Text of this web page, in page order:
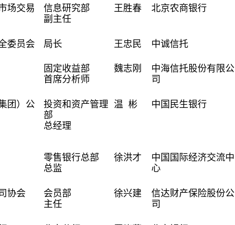
场交易
信息研究部
副主任
王胜春 北京农商银行
委员会 局长 王忠民 中诚信托
固定收益部
首席分析师
魏志刚
中海信托股份有限公
司
团）公
投资和资产管理
部
总经理
温 彬 中国民生银行
零售银行总部
总监
徐洪才
中国国际经济交流中
心
协会
会员部
主任
徐兴建
信达财产保险股份公
司